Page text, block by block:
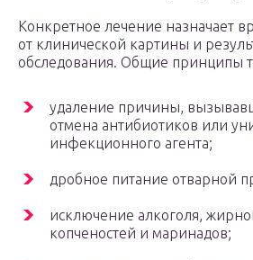
Конкретное лечение назначает
от клинической картины и
обследования. Общие принципы
удаление причины,
отмена антибиотиков или
инфекционного агента;
дробное питание отварной
исключение алкоголя,
копченостей и маринадов;